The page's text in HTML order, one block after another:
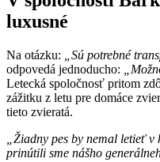
luxusné
Na otázku: „Sú potrebné
odpovedá jednoducho:
Letecká spoločnosť pritom
zážitku z letu pre domáce
tieto zvieratá.
„Žiadny pes by nemal letieť
prinútili sme nášho